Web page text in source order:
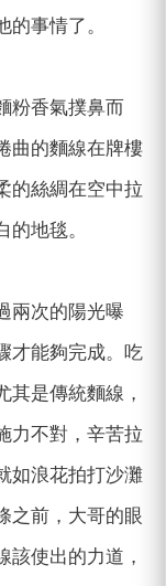
的事情了。
粉香氣撲鼻而
曲的麵線在牌樓
的絲綢在空中拉
地毯。
兩次的陽光曝
才能夠完成。吃
其是傳統麵線，
力不對，辛苦拉
如浪花拍打沙灘
之前，大哥的眼
該使出的力道，